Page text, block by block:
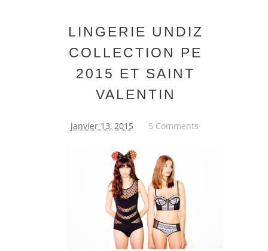
LINGERIE UNDIZ
COLLECTION PE
2015 ET SAINT
VALENTIN
janvier 13, 2015 5 Comments